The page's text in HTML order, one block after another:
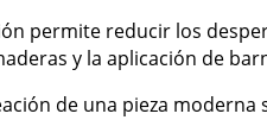
permite reducir los
y la aplicación de
de una pieza